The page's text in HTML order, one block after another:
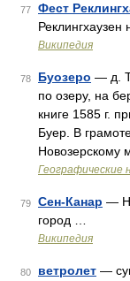
77 Фест
Википедия
78 Буозеро — д.
по озеру, на
книге 1585 г.
Буер. В
Новозерскому
Географические
79 Сен-Канар —
город …
Википедия
80 ветролет —